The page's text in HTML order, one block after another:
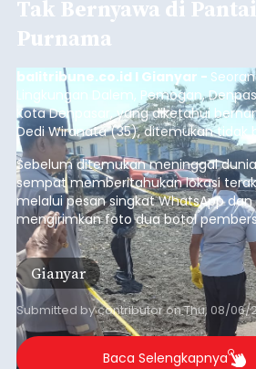
Tak Bernyawa di Pantai
Purnama
balitribune.co.id I Gianyar -
Lingkungan Dalem, Pemogan,
Kota Denpasar, yang diketahui
Dedi Wiranata (35), ditemukan tidak
pesisir Pantai Purnama, Sukawati.
Sebelum ditemukan meninggal
sempat memberitahukan lokasi
melalui pesan singkat WhatsApp
mengirimkan foto dua botol
istrinya.
Gianyar
Submitted bycontributoronThu, 08/06/
Baca Selengkapnya